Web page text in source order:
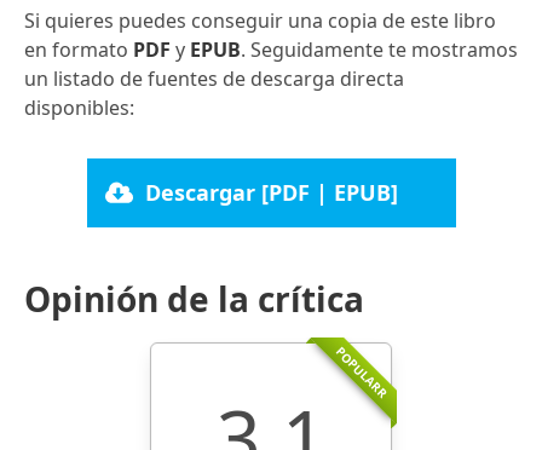
Si quieres puedes conseguir una copia de este libro
en formato PDF y EPUB. Seguidamente te mostramos
un listado de fuentes de descarga directa
disponibles:
Descargar [PDF | EPUB]
Opinión de la crítica
POPULARR